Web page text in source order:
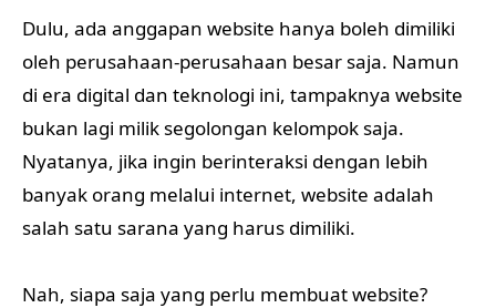
Dulu, ada anggapan website hanya boleh dimiliki
oleh perusahaan-perusahaan besar saja. Namun
di era digital dan teknologi ini, tampaknya website
bukan lagi milik segolongan kelompok saja.
Nyatanya, jika ingin berinteraksi dengan lebih
banyak orang melalui internet, website adalah
salah satu sarana yang harus dimiliki.
Nah, siapa saja yang perlu membuat website?